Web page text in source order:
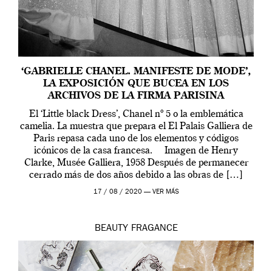
‘GABRIELLE CHANEL. MANIFESTE DE MODE’,
LA EXPOSICIÓN QUE BUCEA EN LOS
ARCHIVOS DE LA FIRMA PARISINA
El ‘Little black Dress’, Chanel nº 5 o la emblemática
camelia. La muestra que prepara el El Palais Galliera de
Paris repasa cada uno de los elementos y códigos
icónicos de la casa francesa. Imagen de Henry
Clarke, Musée Galliera, 1958 Después de permanecer
cerrado más de dos años debido a las obras de […]
17 / 08 / 2020 — VER MÁS
BEAUTY FRAGANCE